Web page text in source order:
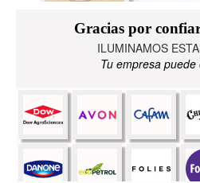
Gracias por
ILUMINAMOS
Tu empresa